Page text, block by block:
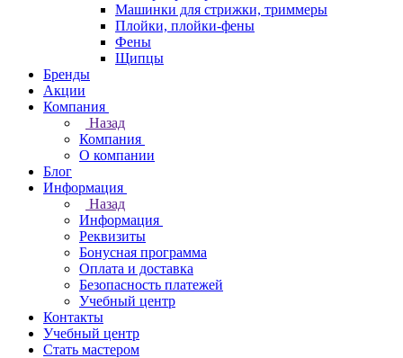
Машинки для стрижки, триммеры
Плойки, плойки-фены
Фены
Щипцы
Бренды
Акции
Компания
Назад
Компания
О компании
Блог
Информация
Назад
Информация
Реквизиты
Бонусная программа
Оплата и доставка
Безопасность платежей
Учебный центр
Контакты
Учебный центр
Стать мастером